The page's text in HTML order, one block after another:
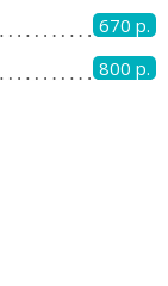
670 р.
800 р.